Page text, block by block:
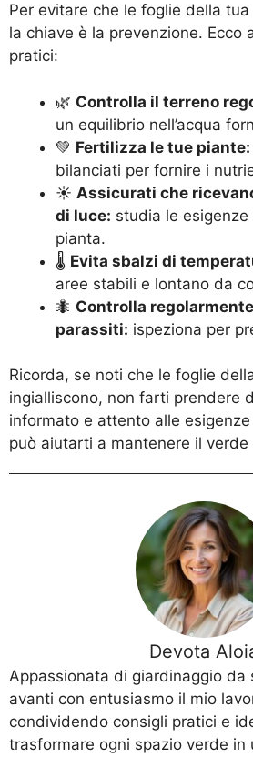
Per evitare che le foglie della
la chiave è la prevenzione. Ecco
pratici:
🌿 Controlla il terreno
un equilibrio nell’acqua
💚 Fertilizza le tue piante:
bilanciati per fornire i
☀️ Assicurati che
di luce: studia le
pianta.
🌡️ Evita sbalzi di
aree stabili e lontano da
🐜 Controlla
parassiti: ispeziona per
Ricorda, se noti che le foglie
ingialliscono, non farti prendere
informato e attento alle
può aiutarti a mantenere il verde
Devota
Appassionata di giardinaggio da
avanti con entusiasmo il mio
condividendo consigli pratici e
trasformare ogni spazio verde in